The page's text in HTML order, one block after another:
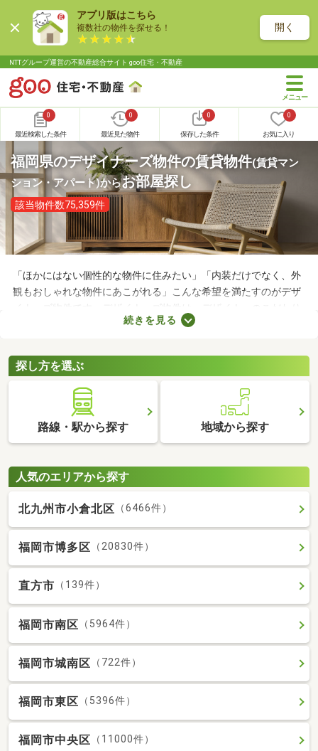
アプリ版はこちら
複数社の物件を探せる！ 開く
NTTグループ運営の不動産総合サイト goo住宅・不動産
0
最近検索した条件
0
最近見た物件
0
保存した条件
0
お気に入り
福岡県のデザイナーズ物件の賃貸物件(賃貸マン
ション・アパート)からお部屋探し
該当物件数75,359件
「ほかにはない個性的な物件に住みたい」「内装だけでなく、外
観もおしゃれな物件にあこがれる」こんな希望を満たすのがデザ
イナーズ物件です。デザイナーズ物件は、デザイナーのこだわり
が詰められたおしゃれな建物であることがポイント。ここでデザ
くださいね。
続きを見る
探し方を選ぶ
路線・駅から探す 地域から探す
人気のエリアから探す
北九州市小倉北区 （6466件）
福岡市博多区 （20830件）
直方市 （139件）
福岡市南区 （5964件）
福岡市城南区 （722件）
福岡市東区 （5396件）
福岡市中央区 （11000件）